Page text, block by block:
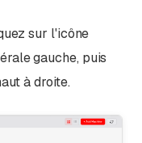
sur l'icône
gauche, puis
à droite.